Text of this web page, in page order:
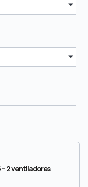
– 2 ventiladores